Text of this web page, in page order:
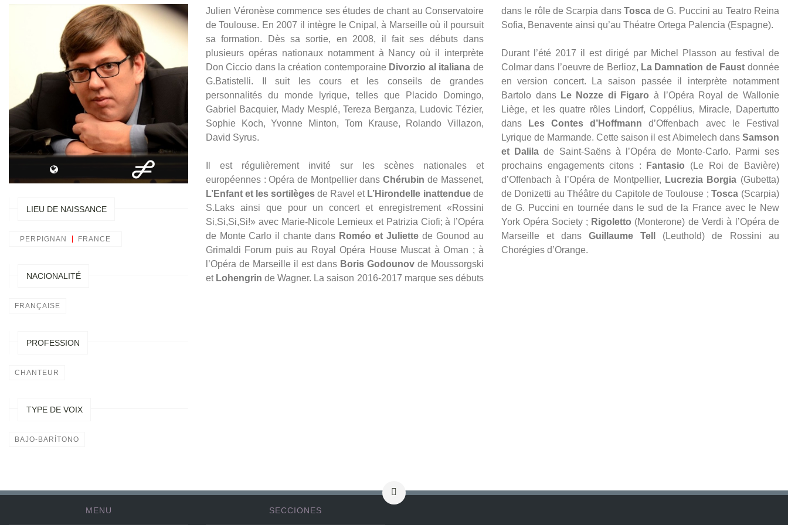
LIEU DE NAISSANCE
PERPIGNAN FRANCE
NACIONALITÉ
FRANÇAISE
PROFESSION
CHANTEUR
TYPE DE VOIX
BAJO-BARÍTONO
Julien Véronèse commence ses études de chant au Conservatoire
de Toulouse. En 2007 il intègre le Cnipal, à Marseille où il poursuit
sa formation. Dès sa sortie, en 2008, il fait ses débuts dans
plusieurs opéras nationaux notamment à Nancy où il interprète
Don Ciccio dans la création contemporaine Divorzio al italiana de
G.Batistelli. Il suit les cours et les conseils de grandes
personnalités du monde lyrique, telles que Placido Domingo,
Gabriel Bacquier, Mady Mesplé, Tereza Berganza, Ludovic Tézier,
Sophie Koch, Yvonne Minton, Tom Krause, Rolando Villazon,
David Syrus.
Il est régulièrement invité sur les scènes nationales et
européennes : Opéra de Montpellier dans Chérubin de Massenet,
L’Enfant et les sortilèges de Ravel et L’Hirondelle inattendue de
S.Laks ainsi que pour un concert et enregistrement «Rossini
Si,Si,Si,Si!» avec Marie-Nicole Lemieux et Patrizia Ciofi; à l’Opéra
de Monte Carlo il chante dans Roméo et Juliette de Gounod au
Grimaldi Forum puis au Royal Opéra House Muscat à Oman ; à
l’Opéra de Marseille il est dans Boris Godounov de Moussorgski
et Lohengrin de Wagner. La saison 2016-2017 marque ses débuts
dans le rôle de Scarpia dans Tosca de G. Puccini au Teatro Reina
Sofia, Benavente ainsi qu’au Théatre Ortega Palencia (Espagne).
Durant l’été 2017 il est dirigé par Michel Plasson au festival de
Colmar dans l’oeuvre de Berlioz, La Damnation de Faust donnée
en version concert. La saison passée il interprète notamment
Bartolo dans Le Nozze di Figaro à l’Opéra Royal de Wallonie
Liège, et les quatre rôles Lindorf, Coppélius, Miracle, Dapertutto
dans
Les Contes d’Hoffmann d’Offenbach avec le Festival
Lyrique de Marmande. Cette saison il est Abimelech dans Samson
et Dalila de Saint-Saëns à l’Opéra de Monte-Carlo. Parmi ses
prochains engagements citons :
Fantasio (Le Roi de Bavière)
d’Offenbach à l’Opéra de Montpellier, Lucrezia Borgia (Gubetta)
de Donizetti au Théâtre du Capitole de Toulouse ; Tosca (Scarpia)
de G. Puccini en tournée dans le sud de la France avec le New
York Opéra Society ; Rigoletto (Monterone) de Verdi à l’Opéra de
Marseille et dans Guillaume Tell (Leuthold) de Rossini au
Chorégies d’Orange.
MENU SECCIONES